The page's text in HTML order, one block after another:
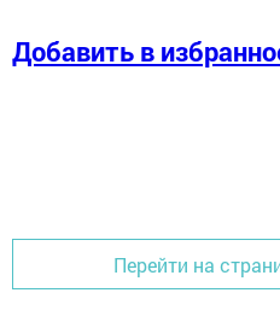
Добавить в
Перейти на